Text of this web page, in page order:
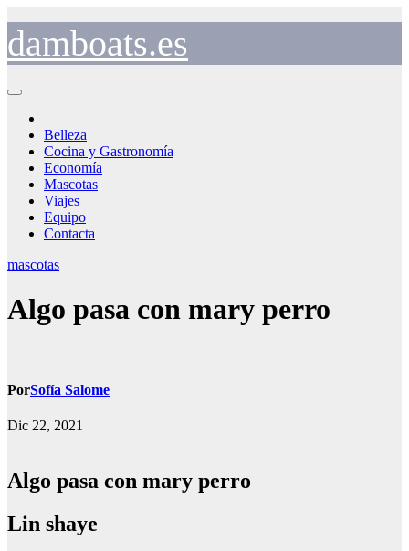
contenido
damboats.es
Belleza
Cocina y Gastronomía
Economía
Mascotas
Viajes
Equipo
Contacta
mascotas
Algo pasa con mary perro
PorSofía Salome
Dic 22, 2021
Algo pasa con mary perro
Lin shaye